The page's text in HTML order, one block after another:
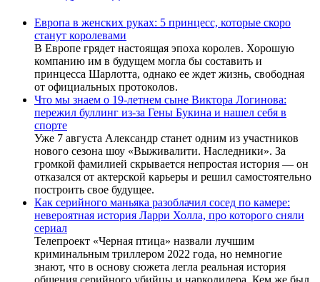
Европа в женских руках: 5 принцесс, которые скоро
станут королевами
В Европе грядет настоящая эпоха королев. Хорошую
компанию им в будущем могла бы составить и
принцесса Шарлотта, однако ее ждет жизнь, свободная
от официальных протоколов.
Что мы знаем о 19-летнем сыне Виктора Логинова:
пережил буллинг из-за Гены Букина и нашел себя в
спорте
Уже 7 августа Александр станет одним из участников
нового сезона шоу «Выживалити. Наследники». За
громкой фамилией скрывается непростая история — он
отказался от актерской карьеры и решил самостоятельно
построить свое будущее.
Как серийного маньяка разоблачил сосед по камере:
невероятная история Ларри Холла, про которого сняли
сериал
Телепроект «Черная птица» назвали лучшим
криминальным триллером 2022 года, но немногие
знают, что в основу сюжета легла реальная история